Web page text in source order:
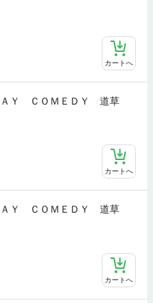
カートへ
Ｙ ＣＯＭＥＤＹ 道草
カートへ
Ｙ ＣＯＭＥＤＹ 道草
カートへ